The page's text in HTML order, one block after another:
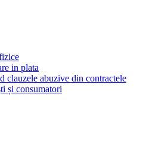
in plata
clauzele abuzive din contractele
și consumatori